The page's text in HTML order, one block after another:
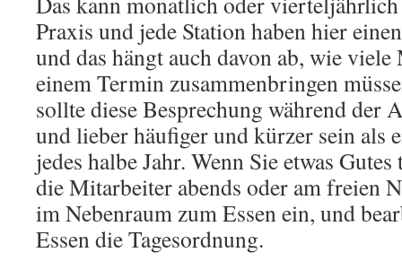
Praxis und jede Station haben hier
und das hängt auch davon ab, wie
einem Termin zusammenbringen
sollte diese Besprechung während der
und lieber häufiger und kürzer sein als
jedes halbe Jahr. Wenn Sie etwas
die Mitarbeiter abends oder am freien
im Nebenraum zum Essen ein, und
Essen die Tagesordnung.